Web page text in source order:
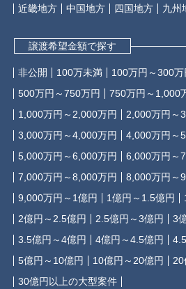
近畿地方
中国地方 四国地方 九州
譲渡希望金額で探す
非公開 100万未満 100万円～300万
500万円～750万円
750万円～1,000
1,000万円～2,000万円
2,000万円～
3,000万円～4,000万円
4,000万円～
5,000万円～6,000万円
6,000万円～
7,000万円～8,000万円
8,000万円～
9,000万円～1億円
1億円～1.5億円
2億円～2.5億円
2.5億円～3億円
3
3.5億円～4億円
4億円～4.5億円
5億円～10億円
10億円～20億円
20
30億円以上の大型案件